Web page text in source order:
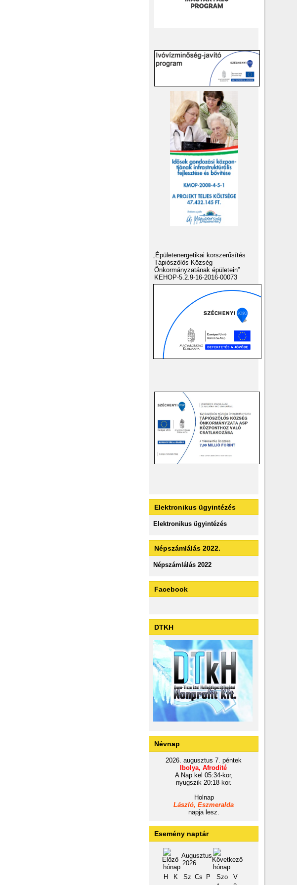
„Épületenergetikai korszerűsítés
Tápiószőlős Község
Önkormányzatának épületein”
KEHOP-5.2.9-16-2016-00073
Elektronikus ügyintézés
Elektronikus ügyintézés
Népszámlálás 2022.
Népszámlálás 2022
Facebook
DTKH
Névnap
2026. augusztus 7. péntek
Ibolya, Afrodité
A Nap kel 05:34-kor,
nyugszik 20:18-kor.
Holnap
László, Eszmeralda
napja lesz.
Esemény naptár
Augusztus
2026
H
K Sz Cs P Szo
V